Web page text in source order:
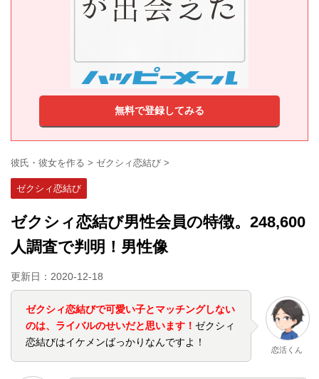
無料で登録してみる
彼氏・彼女を作る > ゼクシィ恋結び >
ゼクシィ恋結び
ゼクシィ恋結び男性会員の特徴。248,600
人調査で判明！男性像
更新日： 2020-12-18
ゼクシィ恋結びで可愛い子とマッチングしない
のは、ライバルのせいだと思います！ ゼクシィ
恋結びはイケメンばっかりなんですよ！
恋活くん